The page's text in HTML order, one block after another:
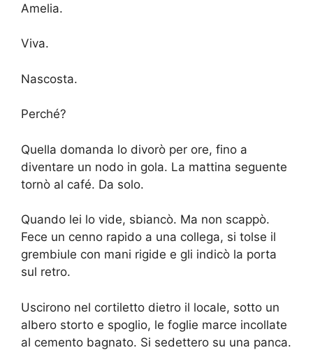
Amelia.
Viva.
Nascosta.
Perché?
Quella domanda lo divorò per ore, fino a
diventare un nodo in gola. La mattina seguente
tornò al café. Da solo.
Quando lei lo vide, sbiancò. Ma non scappò.
Fece un cenno rapido a una collega, si tolse il
grembiule con mani rigide e gli indicò la porta
sul retro.
Uscirono nel cortiletto dietro il locale, sotto un
albero storto e spoglio, le foglie marce incollate
al cemento bagnato. Si sedettero su una panca.